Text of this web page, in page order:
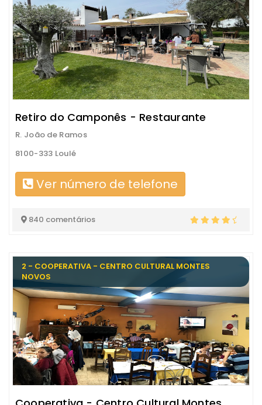
Retiro do Camponês - Restaurante
R. João de Ramos
8100-333 Loulé
Ver número de telefone
840 comentários
2 - COOPERATIVA - CENTRO CULTURAL MONTES
NOVOS